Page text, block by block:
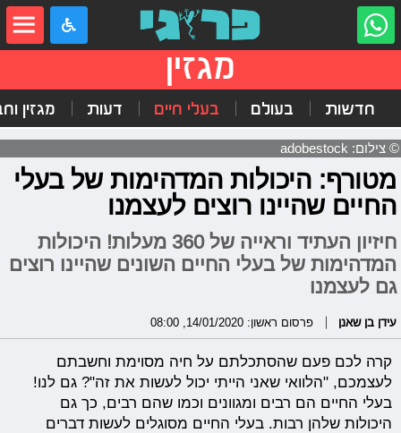
מגזין
חדשות בעולם בעלי חיים דעות מגזין
© צילום: adobestock
מטורף: היכולות המדהימות של בעלי
החיים שהיינו רוצים לעצמנו
חיזיון העתיד וראייה של 360 מעלות! היכולות
המדהימות של בעלי החיים השונים שהיינו רוצים
גם לעצמנו
עידן בן שאנן פרסום ראשון: 14/01/2020, 08:00
קרה לכם פעם שהסתכלתם על חיה מסוימת וחשבתם
לעצמכם, "הלוואי שאני הייתי יכול לעשות את זה"? גם לנו!
בעלי החיים הם רבים ומגוונים וכמו שהם רבים, כך גם
היכולות שלהן רבות. בעלי החיים מסוגלים לעשות דברים